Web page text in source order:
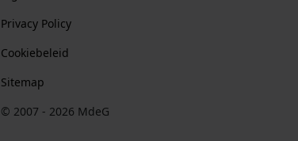
Privacy Policy
Cookiebeleid
Sitemap
© 2007 - 2026 MdeG